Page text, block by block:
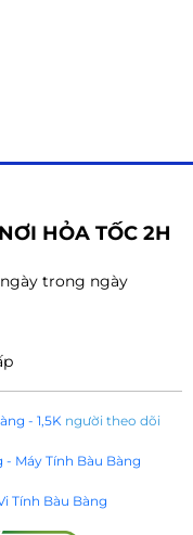
HỎA TỐC 2H
trong ngày
- 1,5K người theo dõi
Máy Tính Bàu Bàng
Tính Bàu Bàng